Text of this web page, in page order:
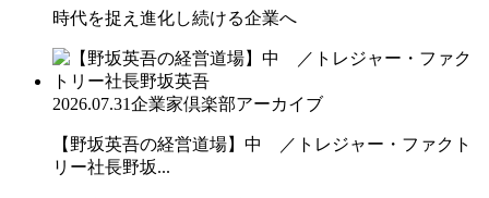
時代を捉え進化し続ける企業へ
2026.07.31企業家倶楽部アーカイブ
【野坂英吾の経営道場】中 ／トレジャー・ファクト
リー社長野坂...